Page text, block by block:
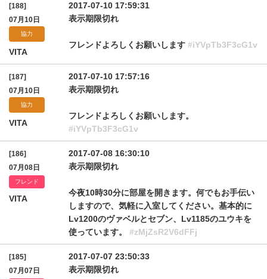
[188]
07月10日
協力
VITA
2017-07-10 17:59:31
表示期限切れ
フレンドよろしくお願いします #iYVpTb3F3cG1v
[187]
07月10日
協力
VITA
2017-07-10 17:57:16
表示期限切れ
フレンドよろしくお願いします。
#iYVpTb3F3cG1v
[186]
07月08日
フレンド
VITA
2017-07-08 16:30:10
表示期限切れ
今夜10時30分に部屋を開きます。何でもお手伝い
しますので、気軽に入室してください。基本的に
Lv1200のヴァベルとセブン、Lv1185のユウキを
使っています。 #zMjZsR2V6dFFj
[185]
07月07日
2017-07-07 23:50:33
表示期限切れ